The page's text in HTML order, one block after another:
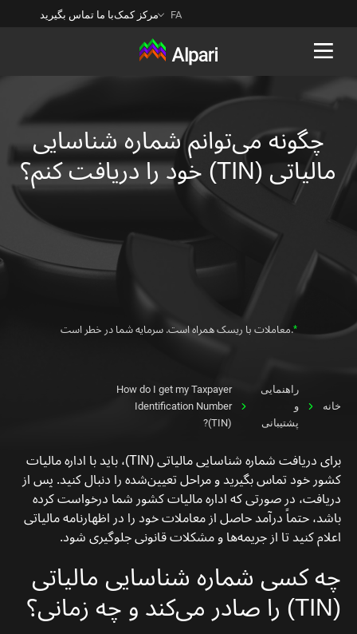
FA مرکز کمکبا ما تماس بگیرید
چگونه می‌توانم شماره شناسایی
مالیاتی (TIN) خود را دریافت کنم؟
خانه
راهنمایی
و
پشتیبانی
How do I get my Taxpayer
Identification Number
(TIN)?
*.معاملات با ریسک همراه است. سرمایه شما در خطر است
برای دریافت شماره شناسایی مالیاتی (TIN)، باید با اداره مالیات
کشور خود تماس بگیرید و مراحل تعیین‌شده را دنبال کنید. پس از
دریافت، در صورتی که اداره مالیات کشور شما درخواست کرده
باشد، حتماً درآمد حاصل از معاملات خود را در اظهارنامه مالیاتی
اعلام کنید تا از جریمه‌ها و مشکلات قانونی جلوگیری شود.
چه کسی شماره شناسایی مالیاتی
(TIN) را صادر می‌کند و چه زمانی؟